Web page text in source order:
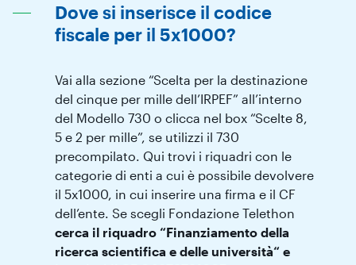
Dove si inserisce il codice
fiscale per il 5x1000?
Vai alla sezione “Scelta per la destinazione
del cinque per mille dell’IRPEF” all’interno
del Modello 730 o clicca nel box “Scelte 8,
5 e 2 per mille”, se utilizzi il 730
precompilato. Qui trovi i riquadri con le
categorie di enti a cui è possibile devolvere
il 5x1000, in cui inserire una firma e il CF
dell’ente. Se scegli Fondazione Telethon
cerca il riquadro “Finanziamento della
ricerca scientifica e delle università“ e